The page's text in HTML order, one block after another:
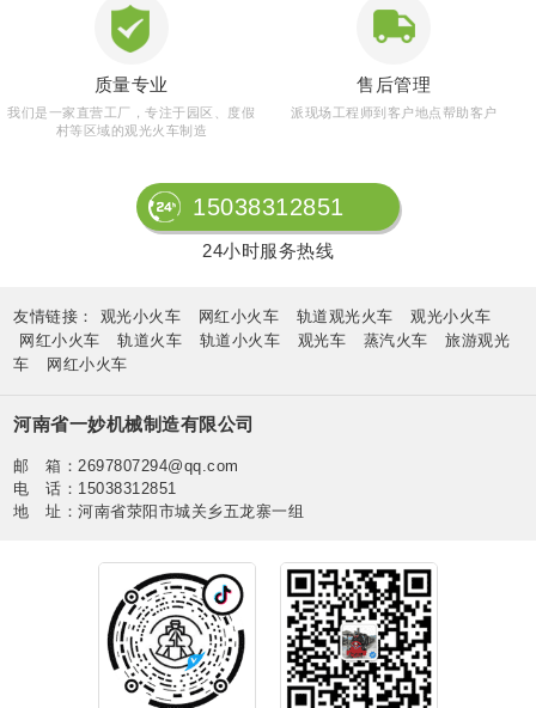
质量专业
我们是一家直营工厂，专注于园区、度假
村等区域的观光火车制造
售后管理
派现场工程师到客户地点帮助客户
15038312851
24小时服务热线
友情链接： 观光小火车 网红小火车 轨道观光火车
观光小火车
网红小火车
轨道火车 轨道小火车 观光车 蒸汽火车
旅游观光
车
网红小火车
河南省一妙机械制造有限公司
邮 箱：2697807294@qq.com
电 话：15038312851
地 址：河南省荥阳市城关乡五龙寨一组